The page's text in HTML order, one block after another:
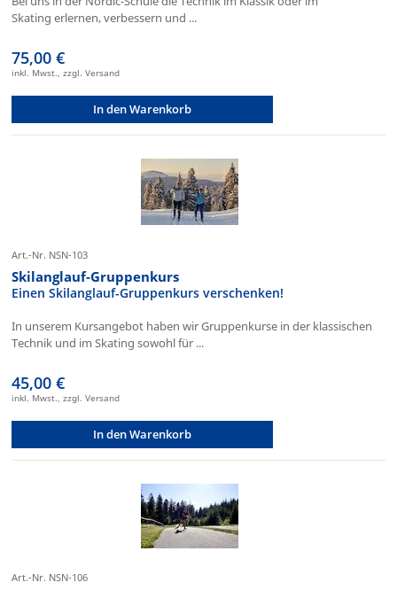
Skating erlernen, verbessern und ...
75,00 €
inkl. Mwst., zzgl. Versand
In den Warenkorb
Art.-Nr. NSN-103
Skilanglauf-Gruppenkurs
Einen Skilanglauf-Gruppenkurs verschenken!
In unserem Kursangebot haben wir Gruppenkurse in der klassischen
Technik und im Skating sowohl für ...
45,00 €
inkl. Mwst., zzgl. Versand
In den Warenkorb
Art.-Nr. NSN-106